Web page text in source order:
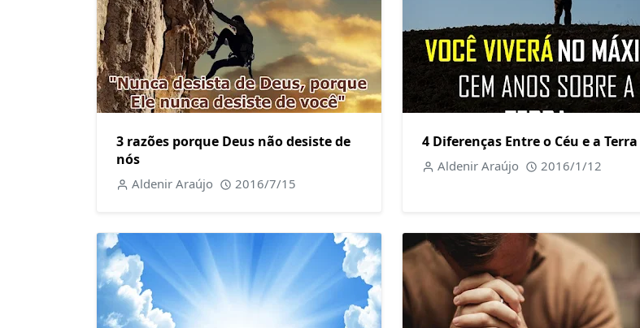
3 razões porque Deus não desiste de
nós
Aldenir Araújo 2016/7/15
4 Diferenças Entre o Céu e a Terra
Aldenir Araújo 2016/1/12